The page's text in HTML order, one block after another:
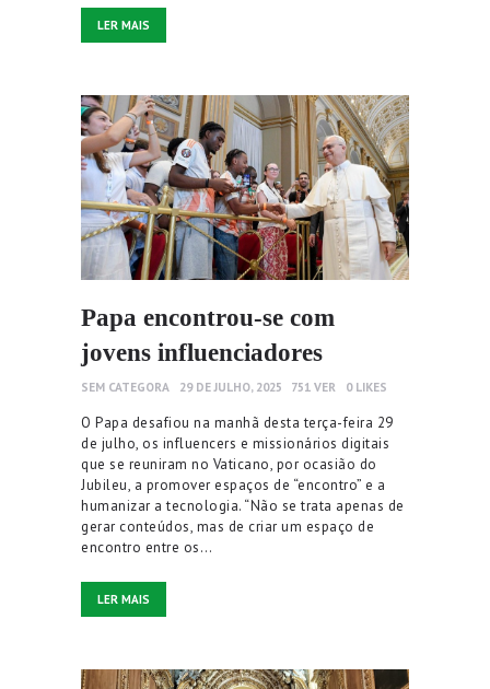
LER MAIS
Papa encontrou-se com
jovens influenciadores
SEM CATEGORA 29 DE JULHO, 2025 751 VER 0 LIKES
O Papa desafiou na manhã desta terça-feira 29
de julho, os influencers e missionários digitais
que se reuniram no Vaticano, por ocasião do
Jubileu, a promover espaços de “encontro” e a
humanizar a tecnologia. “Não se trata apenas de
gerar conteúdos, mas de criar um espaço de
encontro entre os…
LER MAIS